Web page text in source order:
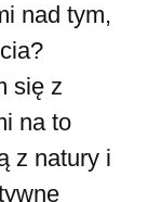
nad tym,
się z
na to
z natury i